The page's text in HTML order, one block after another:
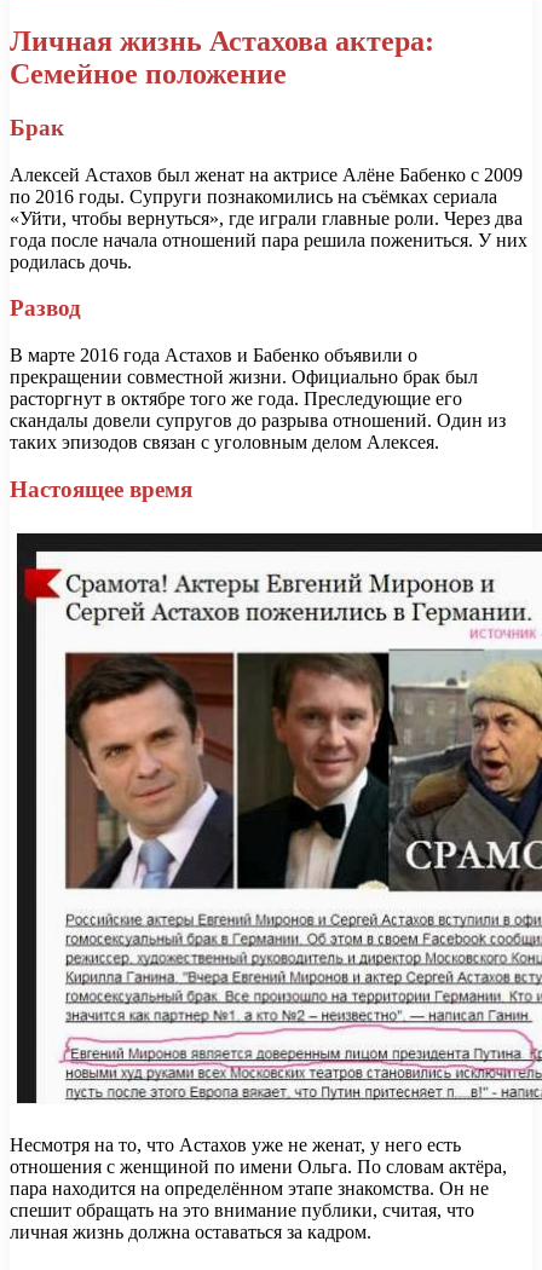
Личная жизнь Астахова актера:
Семейное положение
Брак
Алексей Астахов был женат на актрисе Алёне Бабенко с 2009
по 2016 годы. Супруги познакомились на съёмках сериала
«Уйти, чтобы вернуться», где играли главные роли. Через два
года после начала отношений пара решила пожениться. У них
родилась дочь.
Развод
В марте 2016 года Астахов и Бабенко объявили о
прекращении совместной жизни. Официально брак был
расторгнут в октябре того же года. Преследующие его
скандалы довели супругов до разрыва отношений. Один из
таких эпизодов связан с уголовным делом Алексея.
Настоящее время
Несмотря на то, что Астахов уже не женат, у него есть
отношения с женщиной по имени Ольга. По словам актёра,
пара находится на определённом этапе знакомства. Он не
спешит обращать на это внимание публики, считая, что
личная жизнь должна оставаться за кадром.